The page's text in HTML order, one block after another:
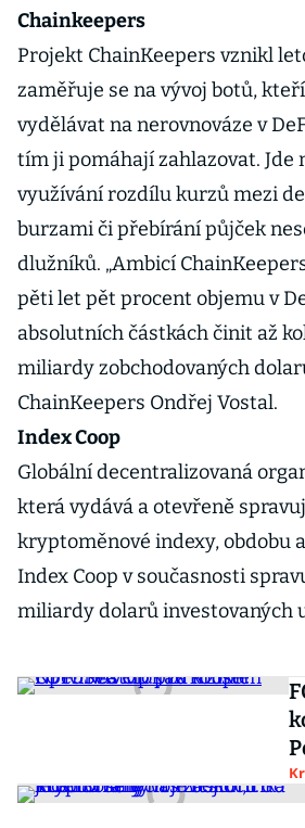
Chainkeepers
Projekt ChainKeepers vznikl
zaměřuje se na vývoj botů,
vydělávat na nerovnováze v
tím ji pomáhají zahlazovat. Jde
využívání rozdílu kurzů mezi
burzami či přebírání půjček
dlužníků. „Ambicí
pěti let pět procent objemu v
absolutních částkách činit až
miliardy zobchodovaných
ChainKeepers Ondřej Vostal.
Index Coop
Globální decentralizovaná
která vydává a otevřeně
kryptoměnové indexy, obdobu
Index Coop v současnosti
miliardy dolarů investovaných